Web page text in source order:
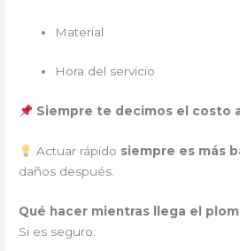
Material
Hora del servicio
Siempre te decimos el costo
Actuar rápido siempre es más
daños después.
Qué hacer mientras llega el
Si es seguro: